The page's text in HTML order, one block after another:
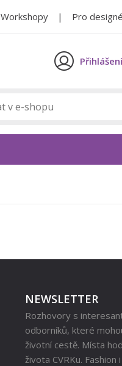
Workshopy Pro
Přihlášení
NEWSLETTER
Rozhovory s
odborníků, které
životní cestě. Místa
života CVRKu. Fashion